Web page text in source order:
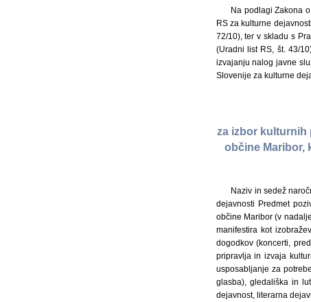
Na podlagi Zakona
RS za kulturne
72/10), ter v skladu s
(Uradni list RS, št. 43/
izvajanju nalog javne
Slovenije za kulturne
za izbor kulturnih
občine Maribor,
Naziv in sedež
dejavnosti Predmet
občine Maribor (v
manifestira kot
dogodkov (koncerti,
pripravlja in izvaja
usposabljanje za
glasba), gledališka in
dejavnost, literarna